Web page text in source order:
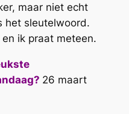
maar niet echt
het sleutelwoord.
ik praat meteen.
26 maart